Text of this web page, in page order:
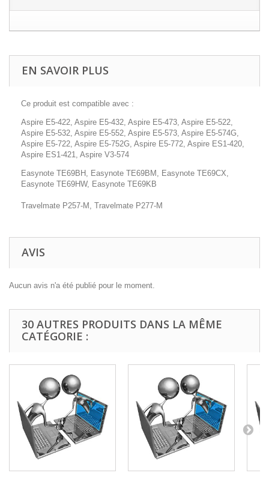
EN SAVOIR PLUS
Ce produit est compatible avec :
Aspire E5-422, Aspire E5-432, Aspire E5-473, Aspire E5-522,
Aspire E5-532, Aspire E5-552, Aspire E5-573, Aspire E5-574G,
Aspire E5-722, Aspire E5-752G, Aspire E5-772, Aspire ES1-420,
Aspire ES1-421, Aspire V3-574
Easynote TE69BH, Easynote TE69BM, Easynote TE69CX,
Easynote TE69HW, Easynote TE69KB
Travelmate P257-M, Travelmate P277-M
AVIS
Aucun avis n'a été publié pour le moment.
30 AUTRES PRODUITS DANS LA MÊME
CATÉGORIE :